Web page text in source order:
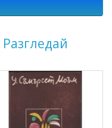
Разгледай